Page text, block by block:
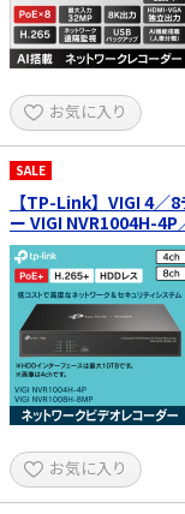
お気に入り
SALE
【TP-Link】VIGI 4／
ー VIGI NVR1004H-
お気に入り